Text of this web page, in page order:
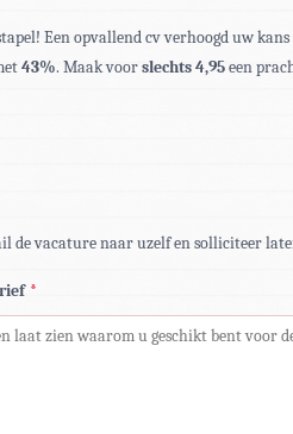
pdf,
doc,
Een opvallend cv verhoogd uw kans
43%. Maak voorslechts 4,95een
de vacature naar uzelf en solliciteer
*